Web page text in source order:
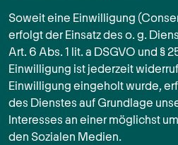
Soweit eine Einwilligung
erfolgt der Einsatz des o. g.
Art. 6 Abs. 1 lit. a DSGVO und §
Einwilligung ist jederzeit
Einwilligung eingeholt wurde,
des Dienstes auf Grundlage
Interesses an einer möglichst
den Sozialen Medien.